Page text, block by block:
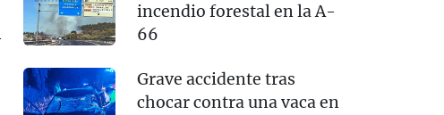
incendio forestal en la A-
66
Grave accidente tras
chocar contra una vaca en